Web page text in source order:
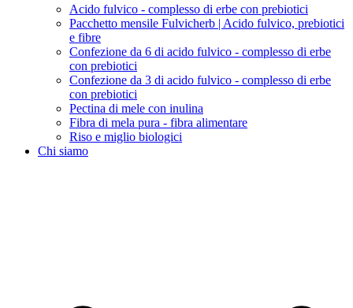
Acido fulvico - complesso di erbe con prebiotici
Pacchetto mensile Fulvicherb | Acido fulvico, prebiotici
e fibre
Confezione da 6 di acido fulvico - complesso di erbe
con prebiotici
Confezione da 3 di acido fulvico - complesso di erbe
con prebiotici
Pectina di mele con inulina
Fibra di mela pura - fibra alimentare
Riso e miglio biologici
Chi siamo